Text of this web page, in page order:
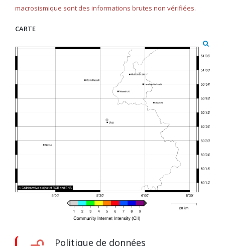
macrosismique sont des informations brutes non vérifiées.
CARTE
Politique de données